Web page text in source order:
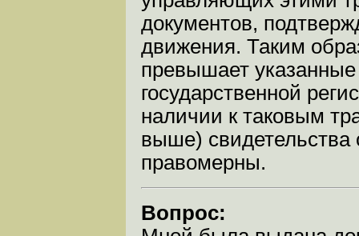
документов,
движения. Таким
превышает
государственной
наличии к таковым
выше) свидетельства
правомерны.
Вопрос: